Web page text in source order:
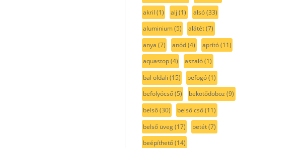
akril (1) alj (1) alsó(33)
aluminium(5) alátét(7)
anya (7) anód(4) aprító(11)
aquastop(4) aszaló(1)
bal oldali (15) befogó(1)
befolyócső(5) bekötődoboz (9)
belső(30) belső cső(11)
belső üveg(17) betét(7)
beépíthető(14)